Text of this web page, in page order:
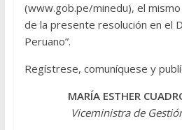
(www.gob.pe/minedu), el
de la presente resolución en el
Peruano”.
Regístrese, comuníquese y
MARÍA ESTHER
Viceministra de